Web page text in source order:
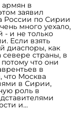
армян в
заявил
России по Сирии
много уехало,
- и не только
Если взять
диаспоры, как
страны, в
что они
в
Москва
в Сирии,
роль в
и